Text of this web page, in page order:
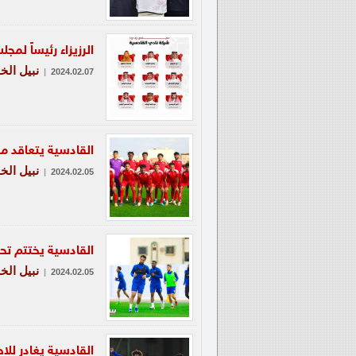
الرزيزاء رئيساً
2024.02.07
| نبيل
القادسية يتعاقد مع 19 موهبة ويوقع عقود إحترافية للاعبي
2024.02.05
| نبيل
القادسية يختتم
2024.02.05
| نبيل
القادسية يغادر